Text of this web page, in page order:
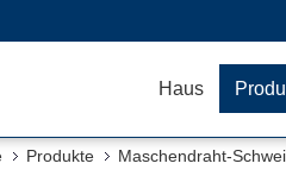
Haus
Produkte Maschendraht-